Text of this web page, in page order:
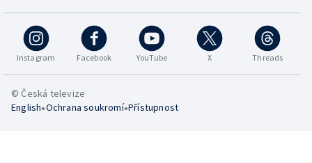
Instagram Facebook YouTube X Threads
© Česká televize
English•Ochrana soukromí•Přístupnost